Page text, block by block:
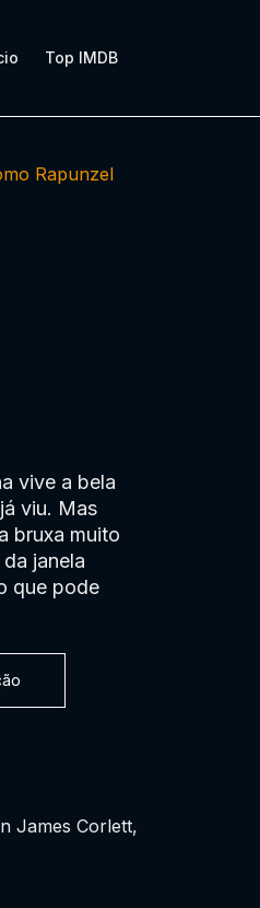
Top IMDB
Rapunzel
vive a bela
viu. Mas
bruxa muito
janela
que pode
James Corlett,